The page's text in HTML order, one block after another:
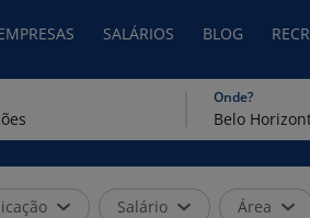
SALÁRIOS BLOG
Onde?
Salário Área